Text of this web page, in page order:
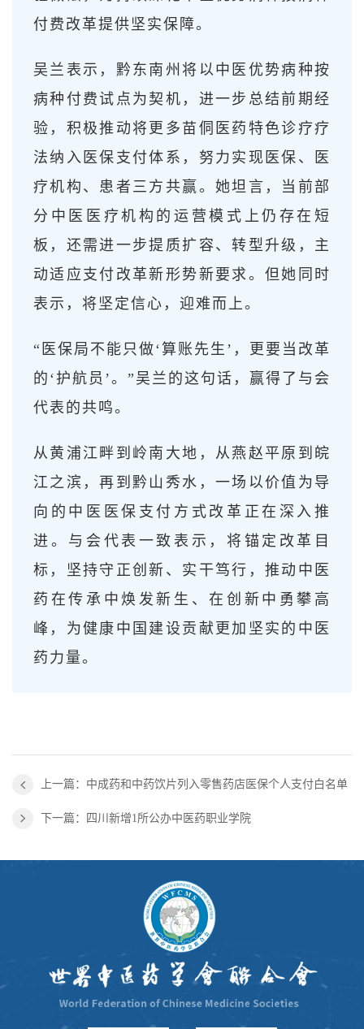
付费改革提供坚实保障。
吴兰表示，黔东南州将以中医优势病种按
病种付费试点为契机，进一步总结前期经
验，积极推动将更多苗侗医药特色诊疗疗
法纳入医保支付体系，努力实现医保、医
疗机构、患者三方共赢。她坦言，当前部
分中医医疗机构的运营模式上仍存在短
板，还需进一步提质扩容、转型升级，主
动适应支付改革新形势新要求。但她同时
表示，将坚定信心，迎难而上。
“医保局不能只做‘算账先生’，更要当改革
的‘护航员’。”吴兰的这句话，赢得了与会
代表的共鸣。
从黄浦江畔到岭南大地，从燕赵平原到皖
江之滨，再到黔山秀水，一场以价值为导
向的中医医保支付方式改革正在深入推
进。与会代表一致表示，将锚定改革目
标，坚持守正创新、实干笃行，推动中医
药在传承中焕发新生、在创新中勇攀高
峰，为健康中国建设贡献更加坚实的中医
药力量。
上一篇：中成药和中药饮片列入零售药店医保个人支付白名单
下一篇：四川新增1所公办中医药职业学院